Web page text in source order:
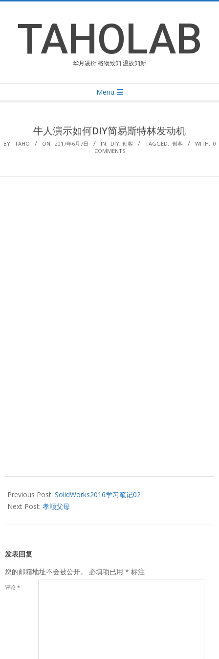
contentTAHOLAB
华月凌衍·格物致知·温故知新
Navigation
Menu
牛人演示如何DIY简易斯特林发动机
BY: TAHO ON: 2017年6月7日 IN: DIY, 创客 TAGGED: 创客 WITH: 0
COMMENTS
06-
07
Previous Post: SolidWorks2016学习笔记02
Next Post: 孝顺父母
发表回复
您的邮箱地址不会被公开。
必填项已用 * 标注
评论 *